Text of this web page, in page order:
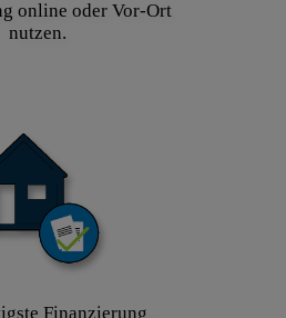
online oder Vor-Ort
nutzen.
Finanzierung